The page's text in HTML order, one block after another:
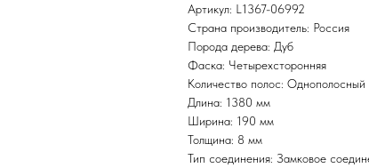
Артикул: L1367-06992
Страна производитель: Россия
Порода дерева: Дуб
Фаска: Четырехсторонняя
Количество полос: Однополосный
Длина: 1380 мм
Ширина: 190 мм
Толщина: 8 мм
Тип соединения: Замковое